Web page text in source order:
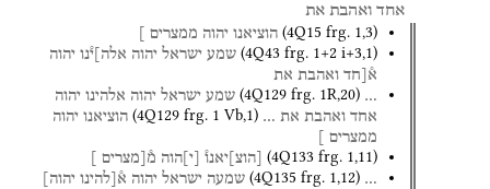
אחד ואהבת את
(4Q15 frg. 1,3) הוציאנו יהוה ממצרים
(4Q43 frg. 1+2 i+3,1) שמע ישראל יהוה אלה]י֯נו יהוה
א֯[חד ואהבת את
…
(4Q129 frg. 1R,20) שמע ישראל יהוה אלהינו יהוה
אחד ואהבת את …
(4Q129 frg. 1 Vb,1) הוציאנו יהוה
ממצרים
(4Q133 frg. 1,11) הוצ יאנו֯ י הוה מ֯[מצרים
…
(4Q135 frg. 1,12) שמעה ישראל יהוה א֯[להינו יהוה]